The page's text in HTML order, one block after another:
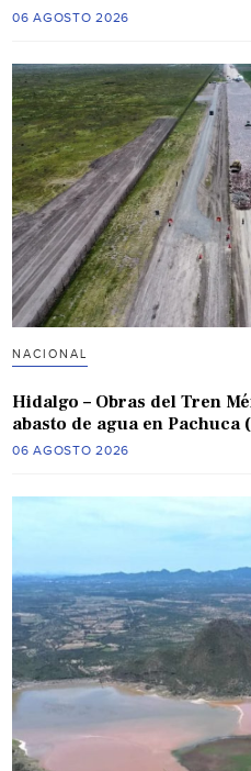
06 AGOSTO 2026
NACIONAL
Hidalgo – Obras del Tren
abasto de agua en Pachuca
06 AGOSTO 2026